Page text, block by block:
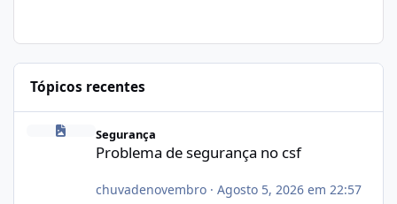
Tópicos recentes
Problema de segurança no csf
Segurança
Problema de segurança no csf
chuvadenovembro· Agosto 5, 2026 em 22:57